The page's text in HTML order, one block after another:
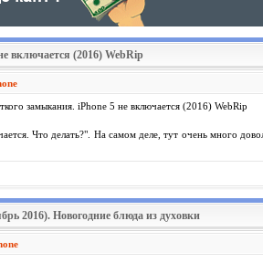
включается (2016) WebRip
Что делать?". На самом деле, тут очень много
2016). Новогодние блюда из духовки